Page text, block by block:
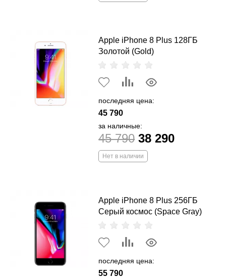
Apple iPhone 8 Plus 128ГБ
Золотой (Gold)
последняя цена:
45 790
за наличные:
45 790 38 290
Нет в наличии
Apple iPhone 8 Plus 256ГБ
Серый космос (Space Gray)
последняя цена:
55 790